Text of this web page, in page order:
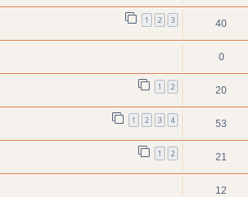
1 2 3 40
0
1 2 20
1 2 3 4 53
1 2 21
12